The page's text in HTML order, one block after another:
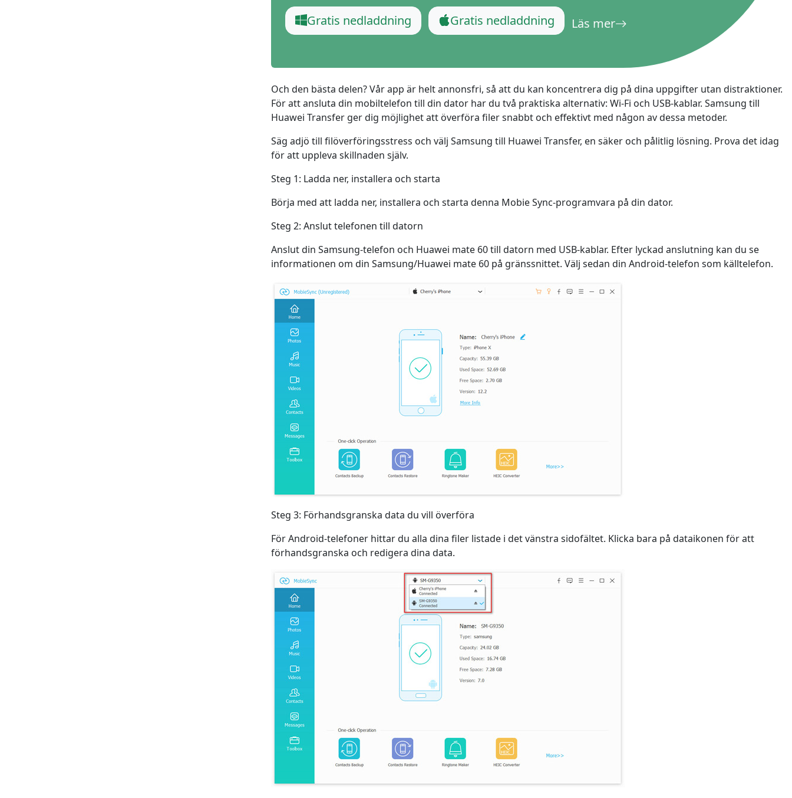
Gratis nedladdning Gratis nedladdning Läs mer
Och den bästa delen? Vår app är helt annonsfri, så att du kan koncentrera dig på dina uppgifter utan distraktioner.
För att ansluta din mobiltelefon till din dator har du två praktiska alternativ: Wi-Fi och USB-kablar. Samsung till
Huawei Transfer ger dig möjlighet att överföra filer snabbt och effektivt med någon av dessa metoder.
Säg adjö till filöverföringsstress och välj Samsung till Huawei Transfer, en säker och pålitlig lösning. Prova det idag
för att uppleva skillnaden själv.
Steg 1: Ladda ner, installera och starta
Börja med att ladda ner, installera och starta denna Mobie Sync-programvara på din dator.
Steg 2: Anslut telefonen till datorn
Anslut din Samsung-telefon och Huawei mate 60 till datorn med USB-kablar. Efter lyckad anslutning kan du se
informationen om din Samsung/Huawei mate 60 på gränssnittet. Välj sedan din Android-telefon som källtelefon.
Steg 3: Förhandsgranska data du vill överföra
För Android-telefoner hittar du alla dina filer listade i det vänstra sidofältet. Klicka bara på dataikonen för att
förhandsgranska och redigera dina data.
Ελληνικά Türk
русский
தமிழ் Bahasa Melayu
ไทย
繁體中文